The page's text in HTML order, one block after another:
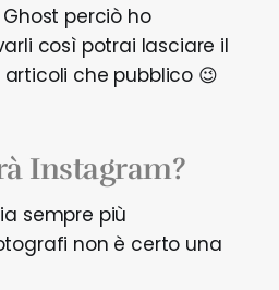
perciò ho
così potrai lasciare il
che pubblico 😉
Instagram?
sempre più
non è certo una